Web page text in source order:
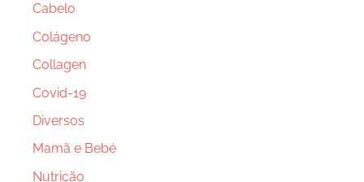
Cabelo
Colágeno
Collagen
Covid-19
Diversos
Mamã e Bebé
Nutrição